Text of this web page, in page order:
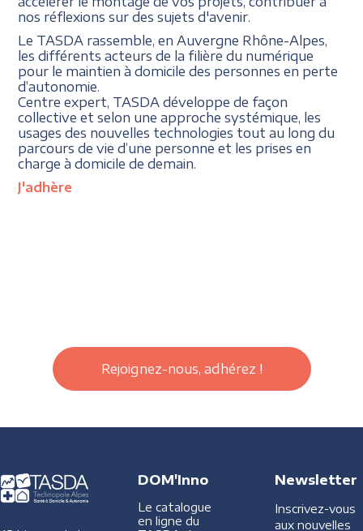
nos réflexions sur des sujets d'avenir.
Le TASDA rassemble, en Auvergne Rhône-Alpes,
les différents acteurs de la filière du numérique
pour le maintien à domicile des personnes en perte
d’autonomie.
Centre expert, TASDA développe de façon
collective et selon une approche systémique, les
usages des nouvelles technologies tout au long du
parcours de vie d’une personne et les prises en
charge à domicile de demain.
J'adhère
Rejoignez-nous, adhérez !
DOM'Inno
Le catalogue
en ligne du
Newsletter
Inscrivez-vous
aux nouvelles